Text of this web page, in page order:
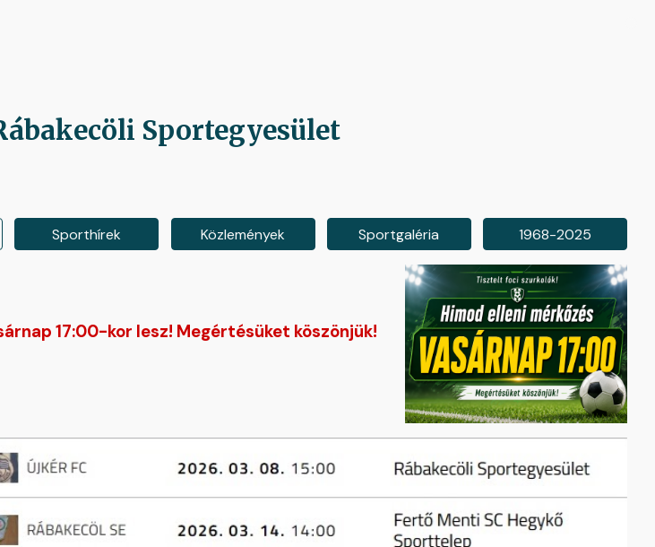
Sportegyesület
Sporthírek Közlemények Sportgaléria 1968-2025
17:00-kor lesz! Megértésüket köszönjük!